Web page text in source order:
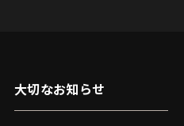
大切なお知らせ